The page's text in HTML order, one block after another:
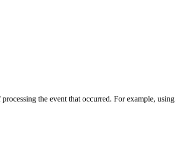
the event that occurred. For example, using